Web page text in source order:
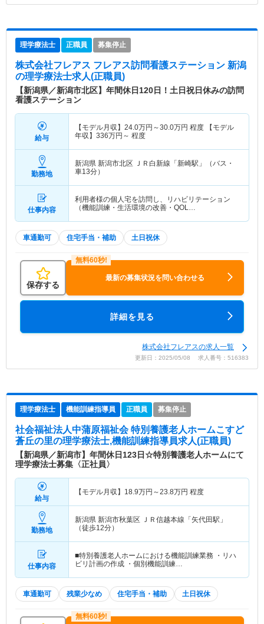
理学療法士 正職員 募集停止
株式会社フレアス フレアス訪問看護ステーション 新潟
の理学療法士求人(正職員)
【新潟県／新潟市北区】年間休日120日！土日祝日休みの訪問
看護ステーション
給与
【モデル月収】 24.0万円～30.0万円 程度 【モデル
年収】 336万円～ 程度
勤務地
新潟県 新潟市北区 ＪＲ白新線「新崎駅」（バス・
車13分）
仕事内容
利用者様の個人宅を訪問し、リハビリテーション
（機能訓練・生活環境の改善・QOL…
車通勤可 住宅手当・補助 土日祝休
保存する
最新の募集状況を問い合わせる
詳細を見る
株式会社フレアスの求人一覧
更新日：2025/05/08 求人番号：516383
理学療法士 機能訓練指導員 正職員 募集停止
社会福祉法人中蒲原福祉会 特別養護老人ホームこすど
蒼丘の里の理学療法士,機能訓練指導員求人(正職員)
【新潟県／新潟市】年間休日123日☆特別養護老人ホームにて
理学療法士募集〈正社員〉
給与
【モデル月収】 18.9万円～23.8万円 程度
勤務地
新潟県 新潟市秋葉区 ＪＲ信越本線「矢代田駅」
（徒歩12分）
仕事内容
■特別養護老人ホームにおける機能訓練業務 ・リハ
ビリ計画の作成 ・個別機能訓練…
車通勤可 残業少なめ 住宅手当・補助 土日祝休